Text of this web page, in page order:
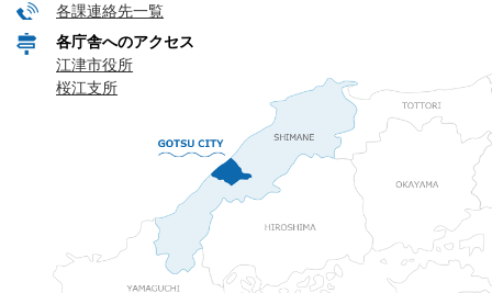
各課連絡先一覧
各庁舎へのアクセス
江津市役所
桜江支所